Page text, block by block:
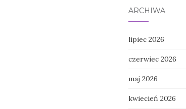
ARCHIWA
lipiec 2026
czerwiec 2026
maj 2026
kwiecień 2026